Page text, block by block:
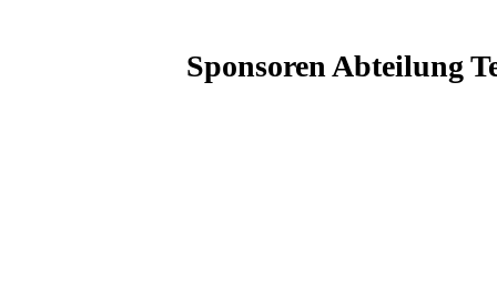
Sponsoren Abteilung